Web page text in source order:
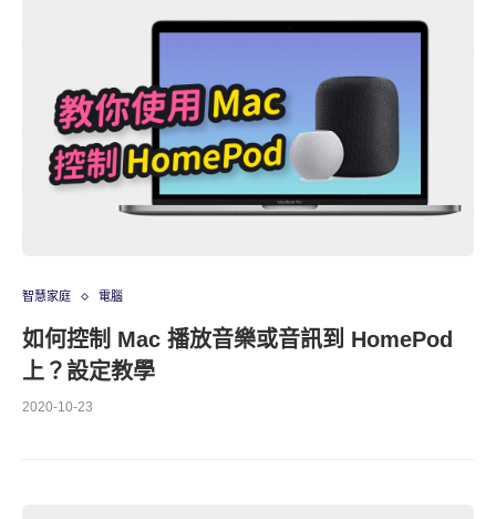
智慧家庭 電腦
如何控制 Mac 播放音樂或音訊到 HomePod
上？設定教學
2020-10-23